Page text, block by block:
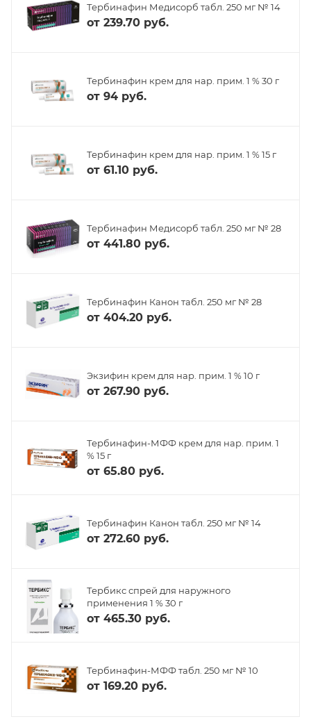
Тербинафин Медисорб табл. 250 мг № 14
от 239.70 руб.
Тербинафин крем для нар. прим. 1 % 30 г
от 94 руб.
Тербинафин крем для нар. прим. 1 % 15 г
от 61.10 руб.
Тербинафин Медисорб табл. 250 мг № 28
от 441.80 руб.
Тербинафин Канон табл. 250 мг № 28
от 404.20 руб.
Экзифин крем для нар. прим. 1 % 10 г
от 267.90 руб.
Тербинафин-МФФ крем для нар. прим. 1
% 15 г
от 65.80 руб.
Тербинафин Канон табл. 250 мг № 14
от 272.60 руб.
Тербикс спрей для наружного
применения 1 % 30 г
от 465.30 руб.
Тербинафин-МФФ табл. 250 мг № 10
от 169.20 руб.